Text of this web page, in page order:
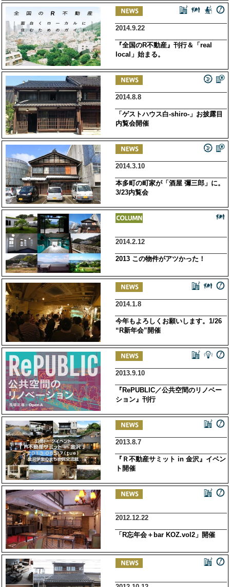
2014.9.22
『全国のR不動産』刊行＆「real
local」始まる。
2014.8.8
「ゲストハウス白-shiro-」お披露目
内覧会開催
2014.3.10
本多町の町家が「酒屋 彌三郎」に。
3/23内覧会
2014.2.12
2013 この物件がアツかった！
2014.1.8
今年もよろしくお願いします。1/26
“R新年会”開催
2013.9.10
『RePUBLIC／公共空間のリノベー
ション』刊行
2013.8.7
『Ｒ不動産サミット in 金沢』イベン
ト開催
2012.12.22
「R忘年会＋bar KOZ.vol2」開催